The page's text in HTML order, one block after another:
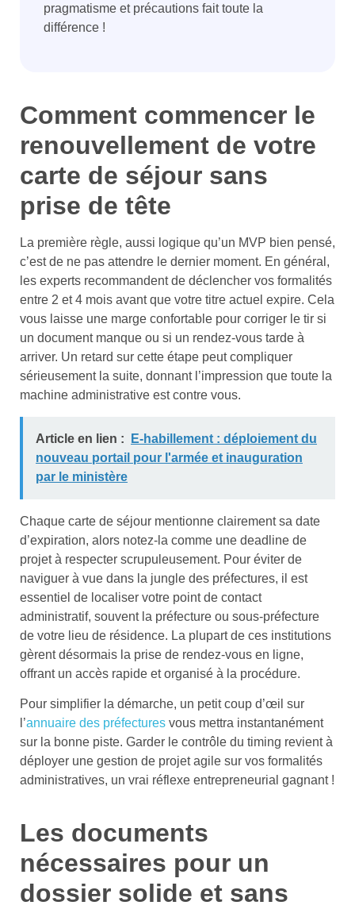
pragmatisme et précautions fait toute la
différence !
Comment commencer le
renouvellement de votre
carte de séjour sans
prise de tête
La première règle, aussi logique qu’un MVP bien pensé,
c’est de ne pas attendre le dernier moment. En général,
les experts recommandent de déclencher vos formalités
entre 2 et 4 mois avant que votre titre actuel expire. Cela
vous laisse une marge confortable pour corriger le tir si
un document manque ou si un rendez-vous tarde à
arriver. Un retard sur cette étape peut compliquer
sérieusement la suite, donnant l’impression que toute la
machine administrative est contre vous.
Article en lien :
E-habillement : déploiement du
nouveau portail pour l'armée et inauguration
par le ministère
Chaque carte de séjour mentionne clairement sa date
d’expiration, alors notez-la comme une deadline de
projet à respecter scrupuleusement. Pour éviter de
naviguer à vue dans la jungle des préfectures, il est
essentiel de localiser votre point de contact
administratif, souvent la préfecture ou sous-préfecture
de votre lieu de résidence. La plupart de ces institutions
gèrent désormais la prise de rendez-vous en ligne,
offrant un accès rapide et organisé à la procédure.
Pour simplifier la démarche, un petit coup d’œil sur
l’annuaire des préfectures vous mettra instantanément
sur la bonne piste. Garder le contrôle du timing revient à
déployer une gestion de projet agile sur vos formalités
administratives, un vrai réflexe entrepreneurial gagnant !
Les documents
nécessaires pour un
dossier solide et sans